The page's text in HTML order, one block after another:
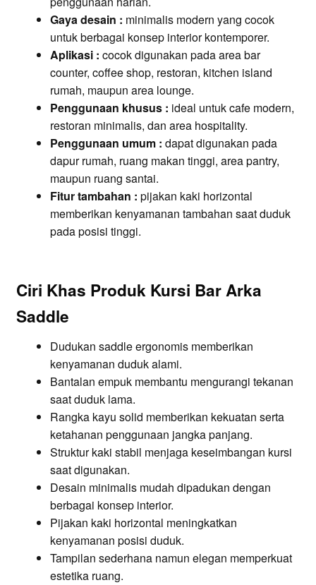
Gaya desain : minimalis modern yang cocok
untuk berbagai konsep interior kontemporer.
Aplikasi : cocok digunakan pada area bar
counter, coffee shop, restoran, kitchen island
rumah, maupun area lounge.
Penggunaan khusus : ideal untuk cafe modern,
restoran minimalis, dan area hospitality.
Penggunaan umum : dapat digunakan pada
dapur rumah, ruang makan tinggi, area pantry,
maupun ruang santai.
Fitur tambahan : pijakan kaki horizontal
memberikan kenyamanan tambahan saat duduk
pada posisi tinggi.
Ciri Khas Produk Kursi Bar Arka
Saddle
Dudukan saddle ergonomis memberikan
kenyamanan duduk alami.
Bantalan empuk membantu mengurangi tekanan
saat duduk lama.
Rangka kayu solid memberikan kekuatan serta
ketahanan penggunaan jangka panjang.
Struktur kaki stabil menjaga keseimbangan kursi
saat digunakan.
Desain minimalis mudah dipadukan dengan
berbagai konsep interior.
Pijakan kaki horizontal meningkatkan
kenyamanan posisi duduk.
Tampilan sederhana namun elegan memperkuat
estetika ruang.